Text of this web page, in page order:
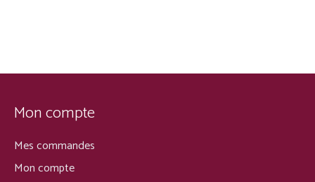
Mon compte
Mes commandes
Mon compte